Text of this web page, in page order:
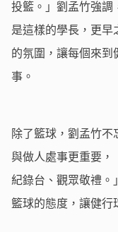
投籃。」劉孟竹強調
是這樣的學長，更早
的氛圍，讓每個來到
事。
除了籃球，劉孟竹不
與做人處事更重要，
紀錄台、觀眾敬禮。
籃球的態度，讓健行